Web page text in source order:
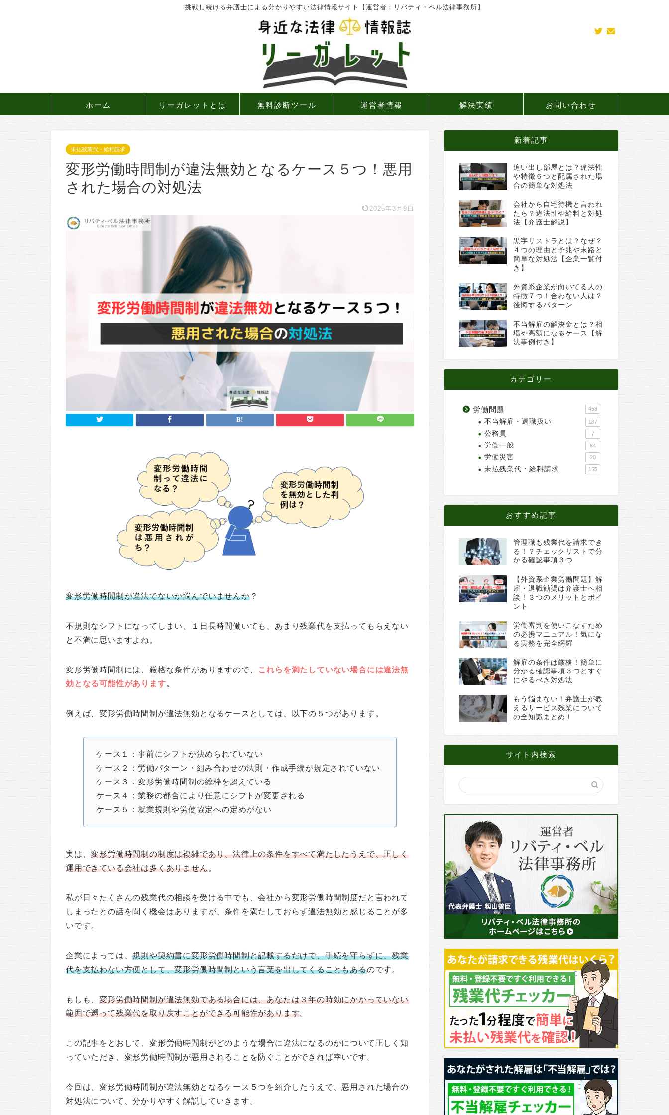
挑戦し続ける弁護士による分かりやすい法律情報サイト【運営者：リバティ・ベル法律事務所】
ホーム リーガレットとは 無料診断ツール 運営者情報 解決実績 お問い合わせ
未払残業代・給料請求
変形労働時間制が違法無効となるケース５つ！悪用
された場合の対処法
2025年3月9日
変形労働時間制が違法でないか悩んでいませんか？
不規則なシフトになってしまい、１日長時間働いても、あまり残業代を支払ってもらえない
と不満に思いますよね。
変形労働時間制には、厳格な条件がありますので、 これらを満たしていない場合には違法無
効となる可能性があります。
例えば、変形労働時間制が違法無効となるケースとしては、以下の５つがあります。
ケース１：事前にシフトが決められていない
ケース２：労働パターン・組み合わせの法則・作成手続が規定されていない
ケース３：変形労働時間制の総枠を超えている
ケース４：業務の都合により任意にシフトが変更される
ケース５：就業規則や労使協定への定めがない
実は、変形労働時間制の制度は複雑であり、法律上の条件をすべて満たしたうえで、正しく
運用できている会社は多くありません。
私が日々たくさんの残業代の相談を受ける中でも、会社から変形労働時間制度だと言われて
しまったとの話を聞く機会はありますが、条件を満たしておらず違法無効と感じることが多
いです。
企業によっては、規則や契約書に変形労働時間制と記載するだけで、手続を守らずに、残業
代を支払わない方便として、変形労働時間制という言葉を出してくることもあるのです。
もしも、変形労働時間制が違法無効である場合には、あなたは３年の時効にかかっていない
範囲で遡って残業代を取り戻すことができる可能性があります。
この記事をとおして、変形労働時間制がどのような場合に違法になるのかについて正しく知
っていただき、変形労働時間制が悪用されることを防ぐことができれば幸いです。
今回は、変形労働時間制が違法無効となるケース５つを紹介したうえで、悪用された場合の
対処法について、分かりやすく解説していきます。
新着記事
追い出し部屋とは？違法性
や特徴６つと配属された場
合の簡単な対処法
会社から自宅待機と言われ
たら？違法性や給料と対処
法【弁護士解説】
黒字リストラとは？なぜ？
４つの理由と予兆や末路と
簡単な対処法【企業一覧付
き】
外資系企業が向いてる人の
特徴７つ！合わない人は？
後悔するパターン
不当解雇の解決金とは？相
場や高額になるケース【解
決事例付き】
カテゴリー
労働問題 458
不当解雇・退職扱い 187
公務員 7
労働一般 84
労働災害 20
未払残業代・給料請求 155
おすすめ記事
管理職も残業代を請求でき
る！？チェックリストで分
かる確認事項３つ
【外資系企業労働問題】解
雇・退職勧奨は弁護士へ相
談！３つのメリットとポイ
ント
労働審判を使いこなすため
の必携マニュアル！気にな
る実務を完全網羅
解雇の条件は厳格！簡単に
分かる確認事項３つとすぐ
にやるべき対処法
もう悩まない！弁護士が教
えるサービス残業について
の全知識まとめ！
サイト内検索